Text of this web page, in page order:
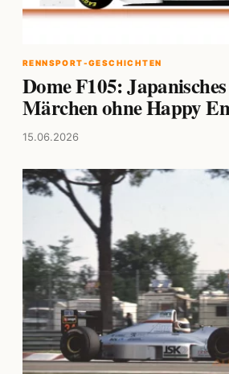
RENNSPORT-GESCHICHTEN
Dome F105:
Märchen ohne Happy
15.06.2026